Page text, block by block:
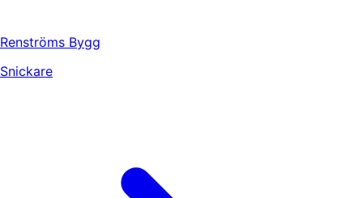
Renströms Bygg
Snickare